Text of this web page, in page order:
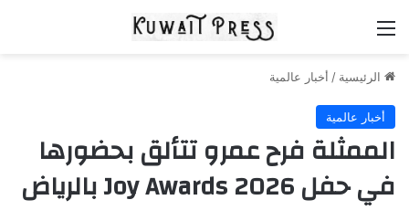
الرئيسية / أخبار عالمية
أخبار عالمية
الممثلة فرح عمرو تتألق بحضورها
في حفل Joy Awards 2026 بالرياض